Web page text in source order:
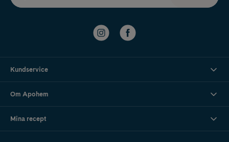
Kundservice
Om Apohem
Mina recept